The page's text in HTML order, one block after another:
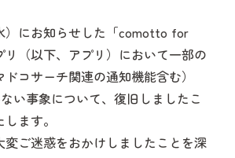
）にお知らせした「comotto for
（以下、アプリ）において一部の
コサーチ関連の通知機能含む）
い事象について、復旧しましたこ
ます。
変ご迷惑をおかけしましたことを深